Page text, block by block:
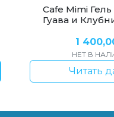
Cafe Mimi
Гуава и
1
НЕТ В
Читать